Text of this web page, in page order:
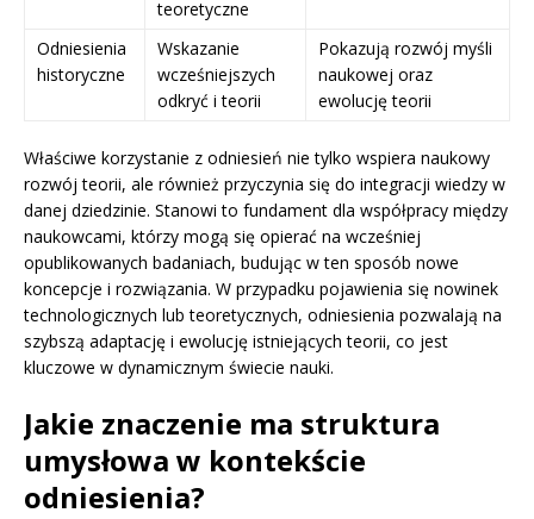
teoretyczne
Odniesienia
historyczne
Wskazanie
wcześniejszych
odkryć i teorii
Pokazują rozwój myśli
naukowej oraz
ewolucję teorii
Właściwe korzystanie z odniesień nie tylko wspiera naukowy
rozwój teorii, ale również przyczynia się do integracji wiedzy w
danej dziedzinie. Stanowi to fundament dla współpracy między
naukowcami, którzy mogą się opierać na wcześniej
opublikowanych badaniach, budując w ten sposób nowe
koncepcje i rozwiązania. W przypadku pojawienia się nowinek
technologicznych lub teoretycznych, odniesienia pozwalają na
szybszą adaptację i ewolucję istniejących teorii, co jest
kluczowe w dynamicznym świecie nauki.
Jakie znaczenie ma struktura
umysłowa w kontekście
odniesienia?